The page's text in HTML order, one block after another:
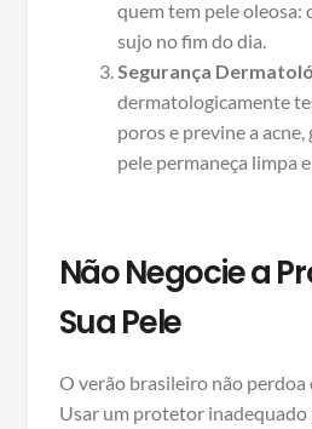
quem tem pele oleosa:
sujo no fim do dia.
Segurança
dermatologicamente
poros e previne a
pele permaneça limpa
Não Negocie a
Sua Pele
O verão brasileiro não perdoa
Usar um protetor inadequado